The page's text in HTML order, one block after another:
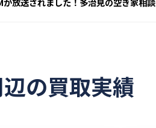
の買取実績